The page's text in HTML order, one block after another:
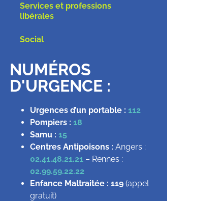
Services et professions
libérales
Social
NUMÉROS
D'URGENCE :
Urgences d’un portable : 112
Pompiers : 18
Samu : 15
Centres Antipoisons : Angers :
02.41.48.21.21– Rennes :
02.99.59.22.22
Enfance Maltraitée : 119(appel
gratuit)